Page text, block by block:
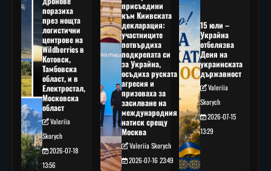
поразиха
през нощта
логистични
центрове на
Wildberries в
Котовск,
Тамбовска
област, и в
Електростал,
Московска
област
Valeriia
Skorych
2026-07-18
13:56
присъедини
към Киивската
декларация:
участниците
потвърдиха
подкрепата си
за Украйна,
осъдиха руската
агресия и
призоваха за
засилване на
международния
натиск срещу
Москва
Valeriia Skorych
2026-07-16 23:49
15 юли –
Украйна
отбелязва
Деня на
украинската
държавност
Valeriia
Skorych
2026-07-15
13:29